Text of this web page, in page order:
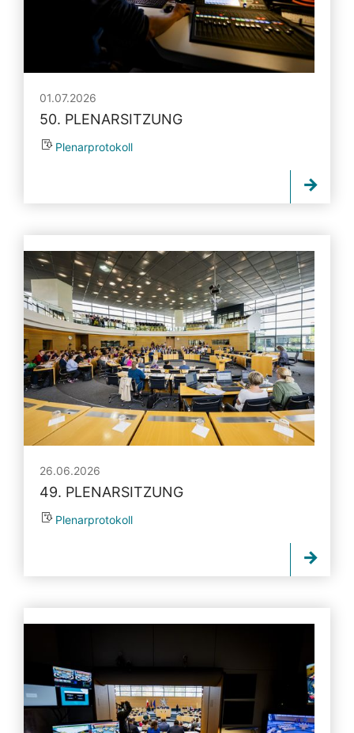
01.07.2026
50. PLENARSITZUNG
Plenarprotokoll
26.06.2026
49. PLENARSITZUNG
Plenarprotokoll